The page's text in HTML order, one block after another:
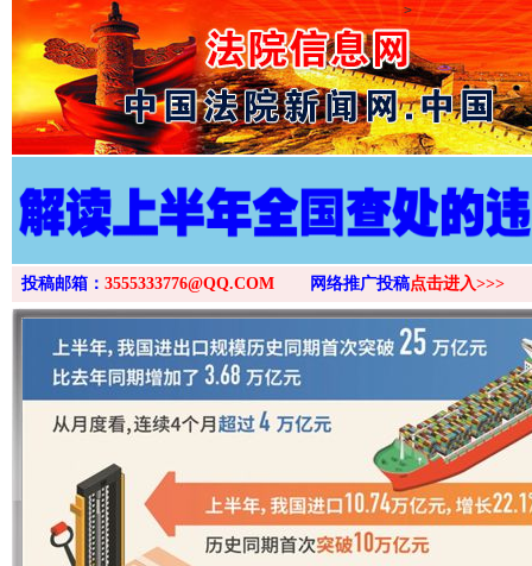
>
投稿邮箱： 3555333776@QQ.COM 网络推广投稿点击进入>>>